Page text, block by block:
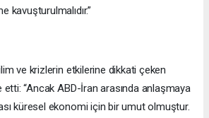
kavuşturulmalıdır.”
ve krizlerin etkilerine dikkati çeken
etti: “Ancak ABD-İran arasında anlaşmaya
küresel ekonomi için bir umut olmuştur.